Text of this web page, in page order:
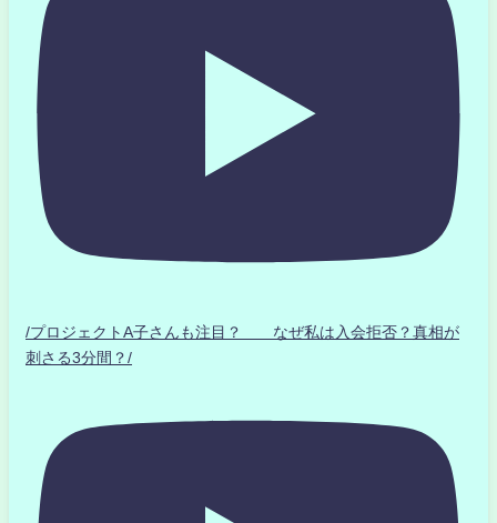
/プロジェクトA子さんも注目？ なぜ私は入会拒否？真相が
刺さる3分間？/